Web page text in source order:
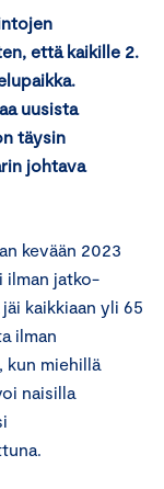
että kaikille 2.
uusista
täysin
johtava
kevään 2023
ilman jatko-
kaikkiaan yli 65
ilman
kun miehillä
naisilla